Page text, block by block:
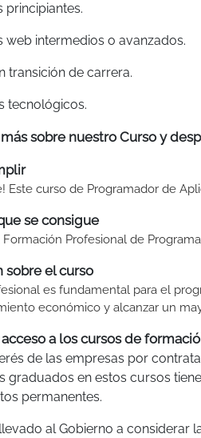
principiantes.
web intermedios o avanzados.
transición de carrera.
tecnológicos.
sobre nuestro Curso y
Este curso de Programador de
se consigue
Profesional de
sobre el curso
es fundamental para el
económico y alcanzar un
a los cursos de
de las empresas por
graduados en estos cursos
permanentes.
al Gobierno a